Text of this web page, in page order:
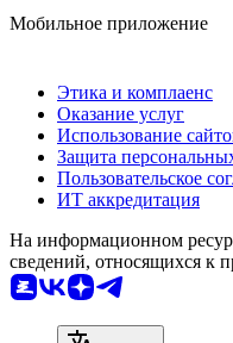
Мобильное приложение
Этика и комплаенс
Оказание услуг
Использование
Защита
Пользовательское
ИТ аккредитация
На информационном
сведений, относящихся к